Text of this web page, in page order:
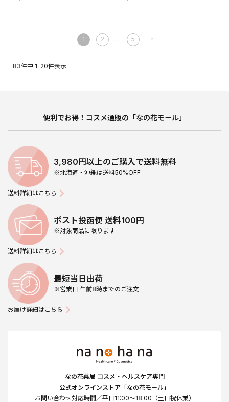
83件中 1-20件表示
1 2 … 5
便利でお得！コスメ通販の「なの花モール」
3,980円以上のご購入で送料無料
※北海道・沖縄は送料50%OFF
送料詳細はこちら
ポスト投函便 送料100円
※対象商品に限ります
送料詳細はこちら
最短当日出荷
※営業日 午前8時までのご注文
お届け詳細はこちら
なの花薬局 コスメ・ヘルスケア専門
公式オンラインストア「なの花モール」
お問い合わせ対応時間／平日11:00～18:00（土日祝休業）